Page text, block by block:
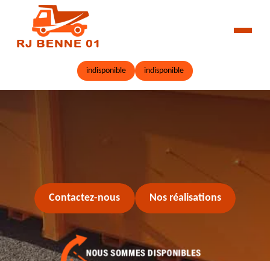
indisponible indisponible
Contactez-nous Nos réalisations